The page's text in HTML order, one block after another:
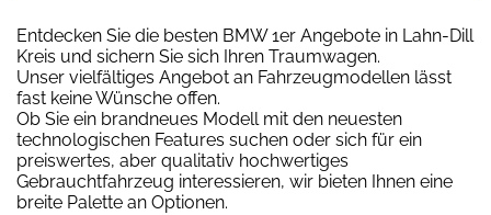
Entdecken Sie die besten BMW 1er Angebote in Lahn-Dill
Kreis und sichern Sie sich Ihren Traumwagen.
Unser vielfältiges Angebot an Fahrzeugmodellen lässt
fast keine Wünsche offen.
Ob Sie ein brandneues Modell mit den neuesten
technologischen Features suchen oder sich für ein
preiswertes, aber qualitativ hochwertiges
Gebrauchtfahrzeug interessieren, wir bieten Ihnen eine
breite Palette an Optionen.